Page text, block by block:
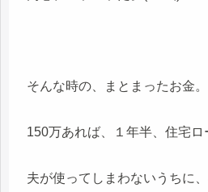
そんな時の、まとまったお金。
150万あれば、１年半、住宅ロ
夫が使ってしまわないうちに